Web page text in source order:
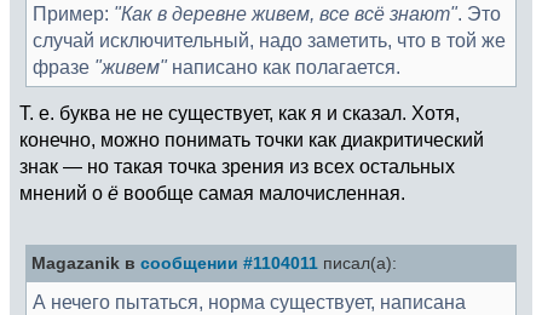
Пример: "Как в деревне живем, все всё знают". Это
случай исключительный, надо заметить, что в той же
фразе "живем"написано как полагается.
Т. е. буква не не существует, как я и сказал. Хотя,
конечно, можно понимать точки как диакритический
знак — но такая точка зрения из всех остальных
мнений о ё вообще самая малочисленная.
Magazanik в сообщении #1104011 писал(а):
А нечего пытаться, норма существует, написана